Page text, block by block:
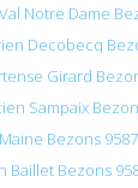
Notre Dame
Decobecq
Girard
Sampaix
Bezons
Baillet Bezons